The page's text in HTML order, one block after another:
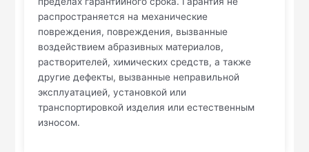
распространяется на механические
повреждения, повреждения, вызванные
воздействием абразивных материалов,
растворителей, химических средств, а также
другие дефекты, вызванные неправильной
эксплуатацией, установкой или
транспортировкой изделия или естественным
износом.